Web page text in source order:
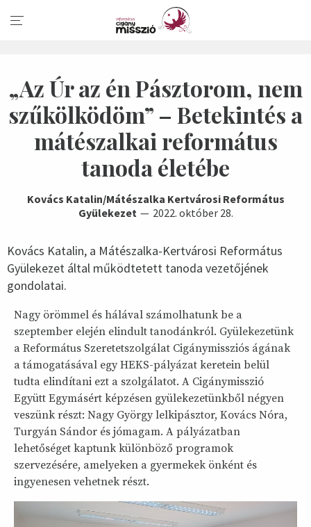
„Az Úr az én Pásztorom, nem
szűkölködöm” – Betekintés a
mátészalkai református
tanoda életébe
Kovács Katalin/Mátészalka Kertvárosi Református
Gyülekezet
2022. október 28.
Kovács Katalin, a Mátészalka-Kertvárosi Református
Gyülekezet által működtetett tanoda vezetőjének
gondolatai.
Nagy örömmel és hálával számolhatunk be a
szeptember elején elindult tanodánkról. Gyülekezetünk
a Református Szeretetszolgálat Cigánymissziós ágának
a támogatásával egy HEKS-pályázat keretein belül
tudta elindítani ezt a szolgálatot. A Cigánymisszió
Együtt Egymásért képzésen gyülekezetünkből négyen
veszünk részt: Nagy György lelkipásztor, Kovács Nóra,
Turgyán Sándor és jómagam. A pályázatban
lehetőséget kaptunk különböző programok
szervezésére, amelyeken a gyermekek önként és
ingyenesen vehetnek részt.